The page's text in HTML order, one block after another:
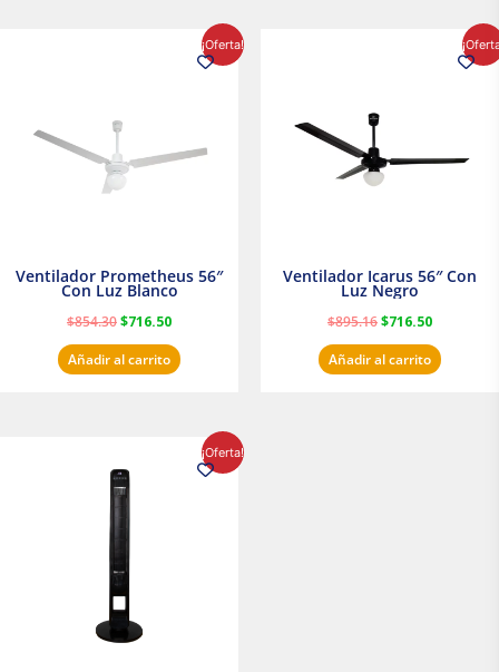
¡Oferta!
Ventilador Prometheus 56″
Con Luz Blanco
$854.30$716.50
precio
actual
Añadir al carrito
Ventilador Icarus 56″ Con
Luz Negro
$895.16$716.50
precio
actual
Añadir al carrito
¡Oferta!
original
era:
precio
actual